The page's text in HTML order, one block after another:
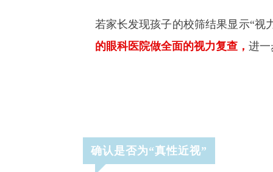
若家长发现孩子的校筛结果显示“视
的眼科医院做全面的视力复查， 进一
确认是否为“真性近视”